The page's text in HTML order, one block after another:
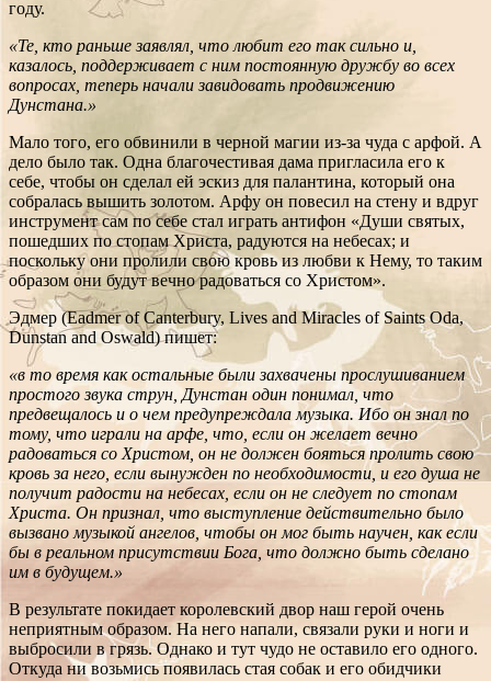
году.
«Те, кто раньше заявлял, что любит его так сильно и,
казалось, поддерживает с ним постоянную дружбу во всех
вопросах, теперь начали завидовать продвижению
Дунстана.»
Мало того, его обвинили в черной магии из-за чуда с арфой. А
дело было так. Одна благочестивая дама пригласила его к
себе, чтобы он сделал ей эскиз для палантина, который она
собралась вышить золотом. Арфу он повесил на стену и вдруг
инструмент сам по себе стал играть антифон «Души святых,
пошедших по стопам Христа, радуются на небесах; и
поскольку они пролили свою кровь из любви к Нему, то таким
образом они будут вечно радоваться со Христом».
Эдмер (Eadmer of Canterbury, Lives and Miracles of Saints Oda,
Dunstan and Oswald) пишет:
«в то время как остальные были захвачены прослушиванием
простого звука струн, Дунстан один понимал, что
предвещалось и о чем предупреждала музыка. Ибо он знал по
тому, что играли на арфе, что, если он желает вечно
радоваться со Христом, он не должен бояться пролить свою
кровь за него, если вынужден по необходимости, и его душа не
получит радости на небесах, если он не следует по стопам
Христа. Он признал, что выступление действительно было
вызвано музыкой ангелов, чтобы он мог быть научен, как если
бы в реальном присутствии Бога, что должно быть сделано
им в будущем.»
В результате покидает королевский двор наш герой очень
неприятным образом. На него напали, связали руки и ноги и
выбросили в грязь. Однако и тут чудо не оставило его одного.
Откуда ни возьмись появилась стая собак и его обидчики